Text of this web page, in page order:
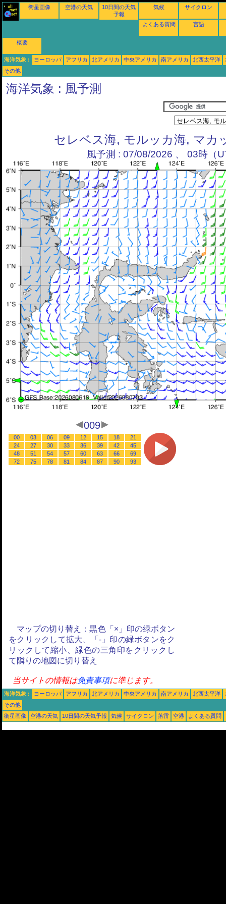
衛星画像 空港の天気
10日間の天気
予報
気候 サイクロン
よくある質問 言語
概要
海洋気象 : ヨーロッパ アフリカ 北アメリカ 中央アメリカ 南アメリカ 北西太平洋
その他
海洋気象 : 風予測
セレベス海, モルッカ海, マカ
風予測 : 07/08/2026 、 03時（
009
00 03 06 09 12 15 18
21
24
27 30 33 36 39 42
45
48
51 54 57 60 63 66
69
72
75 78 81 84 87 90 93
マップの切り替え：黒色「×」印の緑ボタン
をクリックして拡大、「-」印の緑ボタンをク
リックして縮小、緑色の三角印をクリックし
て隣りの地図に切り替え
当サイトの情報は免責事項に準じます。
海洋気象 : ヨーロッパ アフリカ 北アメリカ 中央アメリカ 南アメリカ 北西太平洋
その他
衛星画像
空港の天気 10日間の天気予報 気候 サイクロン 落雷 空港 よくある質問